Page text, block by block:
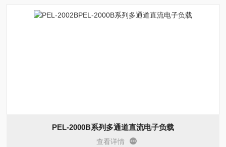
PEL-2000B系列多通道直流电子负载
查看详情